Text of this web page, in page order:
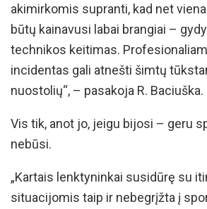
akimirkomis supranti, kad net
būtų kainavusi labai brangiai –
technikos keitimas.
incidentas gali atnešti šimtų
nuostolių“, – pasakoja R. Baciuška.
Vis tik, anot jo, jeigu bijosi – geru
nebūsi.
„Kartais lenktyninkai susidūrę su
situacijomis taip ir nebegrįžta į